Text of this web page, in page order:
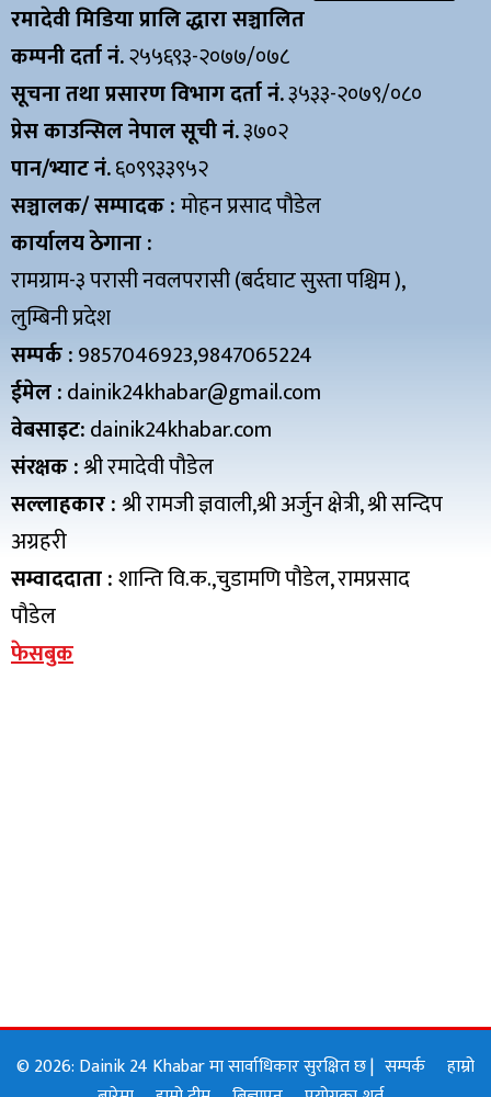
रमादेवी मिडिया प्रालि द्धारा सञ्चालित
कम्पनी दर्ता नं.२५५६९३-२०७७/०७८
सूचना तथा प्रसारण विभाग दर्ता नं.३५३३-२०७९/०८०
प्रेस काउन्सिल नेपाल सूची नं.३७०२
पान/भ्याट नं.६०९९३३९५२
सञ्चालक/ सम्पादक :मोहन प्रसाद पौडेल
कार्यालय ठेगाना :
रामग्राम-३ परासी नवलपरासी (बर्दघाट सुस्ता पश्चिम ),
लुम्बिनी प्रदेश
सम्पर्क :9857046923,9847065224
ईमेल :dainik24khabar@gmail.com
वेबसाइट:dainik24khabar.com
संरक्षक :श्री रमादेवी पौडेल
सल्लाहकार :श्री रामजी ज्ञवाली,श्री अर्जुन क्षेत्री, श्री सन्दिप
अग्रहरी
सम्वाददाता :शान्ति वि.क.,चुडामणि पौडेल, रामप्रसाद
पौडेल
फेसबुक
© 2026: Dainik 24 Khabar मा सार्वाधिकार सुरक्षित छ | सम्पर्क
हाम्रो